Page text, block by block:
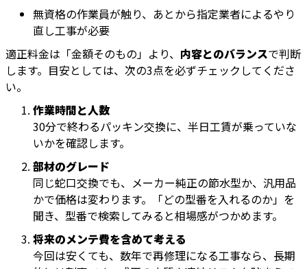
無資格の作業員が触り、あとから指定業者によるやり
直し工事が必要
適正料金は「金額そのもの」より、 内容とのバランスで判断
します。目安としては、次の3点を必ずチェックしてくださ
い。
作業時間と人数
30分で終わるパッキン交換に、半日工賃が乗っていな
いかを確認します。
部材のグレード
同じ蛇口交換でも、メーカー純正の節水型か、汎用品
かで価格は変わります。「どの型番を入れるのか」を
聞き、型番で検索してみると相場感がつかめます。
将来のメンテ費を含めて考える
今回は安くても、数年で再修理になる工事なら、長期